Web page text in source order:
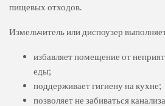
пищевых отходов.
Измельчитель или диспоузер
избавляет помещение от
еды;
поддерживает гигиену на кухне;
позволяет не забиваться